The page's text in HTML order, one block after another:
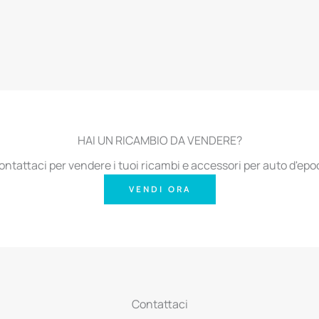
HAI UN RICAMBIO DA VENDERE?
per vendere i tuoi ricambi e accessori per auto
VENDI ORA
Contattaci